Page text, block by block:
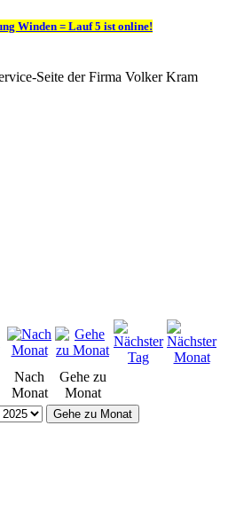
Winden = Lauf 5 ist online!
Seite der Firma Volker Kram
Nach
Monat
Gehe zu
Monat
Gehe zu Monat